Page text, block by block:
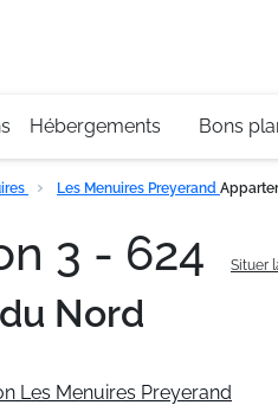
Hébergements Bons
Les Menuires Preyerand
3 - 624 Situer
Nord
Les Menuires Preyerand